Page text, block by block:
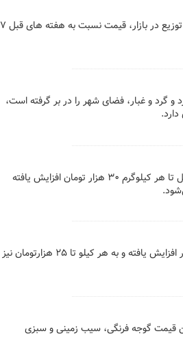
رئیس اتحادیه بارفروشان میدان مرکزی گفت: با برداشت گوجه فرنگی جیرفت و توزیع در بازار، قیمت نسبت به هفته های قبل ۷
گرد و غبار، فضای شهر را در بر گرفته است،
قیمت گوجه فرنگی که در روزهای گذشته به دلیل مشکلات مربوط به حمل و نقل تا هر کیلوگرم ۳۰ هزار تومان افزایش یافته
رییس اتحادیه بار فروشان کرمانشاه گفت: قیمت گوجه فرنگی طی چند روز اخیر افزایش یافته و به هر کیلو تا ۲۵ هزارتومان نیز
قیمت گوجه فرنگی، سیب زمینی و سبزی